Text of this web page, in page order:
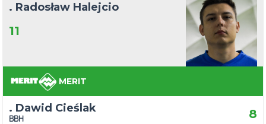
. Radosław Halejcio
11
MERIT
. Dawid Cieślak
BBH 8